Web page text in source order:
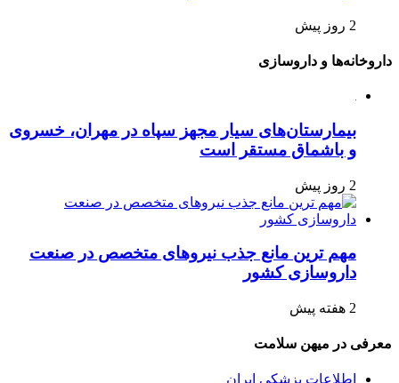
2 روز پیش
داروخانه‌ها و داروسازی
بیمارستان‌های سیار مجهز سپاه در مهران، خسروی
و باشماق مستقر است
2 روز پیش
مهم ترین مانع جذب نیروهای متخصص در صنعت
داروسازی کشور
2 هفته پیش
معرفی در میهن سلامت
اطلاعات پزشکی ایران